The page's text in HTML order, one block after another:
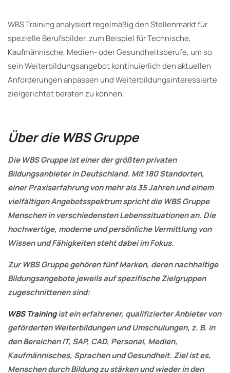
WBS Training analysiert regelmäßig den Stellenmarkt für
spezielle Berufsbilder, zum Beispiel für Technische,
Kaufmännische, Medien- oder Gesundheitsberufe, um so
sein Weiterbildungsangebot kontinuierlich den aktuellen
Anforderungen anpassen und Weiterbildungsinteressierte
zielgerichtet beraten zu können.
Über die WBS Gruppe
Die WBS Gruppe ist einer der größten privaten
Bildungsanbieter in Deutschland. Mit 180 Standorten,
einer Praxiserfahrung von mehr als 35 Jahren und einem
vielfältigen Angebotsspektrum spricht die WBS Gruppe
Menschen in verschiedensten Lebenssituationen an. Die
hochwertige, moderne und persönliche Vermittlung von
Wissen und Fähigkeiten steht dabei im Fokus.
Zur WBS Gruppe gehören fünf Marken, deren nachhaltige
Bildungsangebote jeweils auf spezifische Zielgruppen
zugeschnittenen sind:
WBS Trainingistein erfahrener, qualifizierter Anbieter von
geförderten Weiterbildungen und Umschulungen, z. B. in
den Bereichen IT, SAP, CAD, Personal, Medien,
Kaufmännisches, Sprachen und Gesundheit. Ziel ist es,
Menschen durch Bildung zu stärken und wieder in den